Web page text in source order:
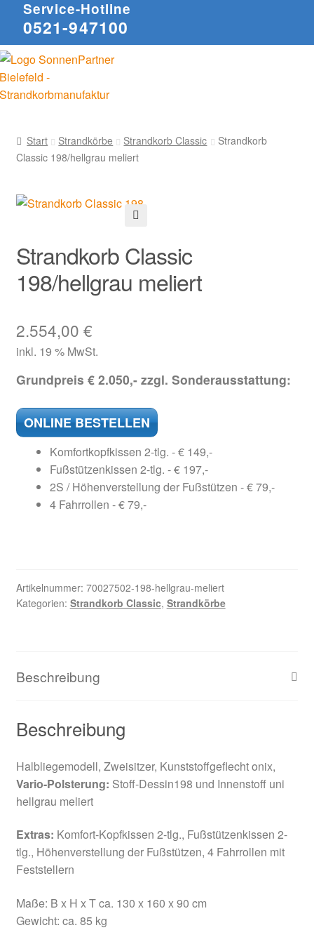
Service-Hotline
0521-947100
Start Strandkörbe Strandkorb Classic
Strandkorb
Classic 198/hellgrau meliert
Strandkorb Classic
198/hellgrau meliert
2.554,00 €
inkl. 19 % MwSt.
Grundpreis € 2.050,- zzgl. Sonderausstattung:
ONLINE BESTELLEN
Komfortkopfkissen 2-tlg. - € 149,-
Fußstützenkissen 2-tlg. - € 197,-
2S / Höhenverstellung der Fußstützen - € 79,-
4 Fahrrollen - € 79,-
Artikelnummer: 70027502-198-hellgrau-meliert
Kategorien: Strandkorb Classic, Strandkörbe
Beschreibung
Beschreibung
Halbliegemodell, Zweisitzer, Kunststoffgeflecht onix,
Vario-Polsterung: Stoff-Dessin198 und Innenstoff uni
hellgrau meliert
Extras: Komfort-Kopfkissen 2-tlg., Fußstützenkissen 2-
tlg., Höhenverstellung der Fußstützen, 4 Fahrrollen mit
Feststellern
Maße: B x H x T ca. 130 x 160 x 90 cm
Gewicht: ca. 85 kg